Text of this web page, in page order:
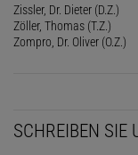
Zissler, Dr. Dieter (D.Z.)
Zöller, Thomas (T.Z.)
Zompro, Dr. Oliver (O.Z.)
SCHREIBEN SIE